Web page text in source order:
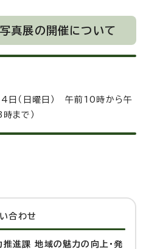
真展の開催について
日（日曜日） 午前10時から午
まで）
合わせ
進課 地域の魅力の向上・発